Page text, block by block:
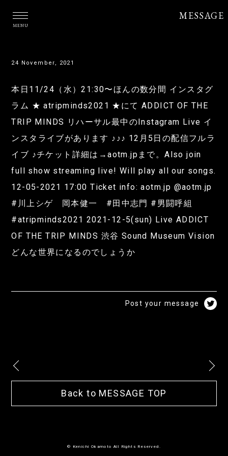
MENU
MESSAGE
24 November, 2021
本日11/24（水）21:30〜ほんの数分間 インスタグ
ラム ★ atripminds2021 ★にて ADDICT OF THE
TRIP MINDS リハーサル最中のInstagram Live イ
ンスタライブがあります ♪♪♪ 12月5日の配信フルラ
イブ ♪チケット詳細は→aotm.jpまで。Also join
full show streaming live! Will play all our songs.
12-05-2021 17:00 Ticket info: aotm.jp @aotm.jp
#川上シゲ 岡本健一 #田中志門 #男闘呼組
#atripminds2021 2021-12-5(sun) Live ADDICT
OF THE TRIP MINDS 渋谷 Sound Museum Vision
どんな世界になるのでしょうか
Post your message
Back to MESSAGE TOP
© Kenichi Okamoto All Rights Reserved.